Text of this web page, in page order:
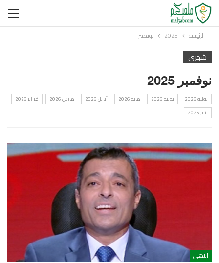
الرئيسية 2025 نوفمبر
شهري
نوفمبر 2025
يوليو 2026 يونيو 2026 مايو 2026 أبريل 2026 مارس 2026
فبراير 2026
يناير 2026
الاهلي